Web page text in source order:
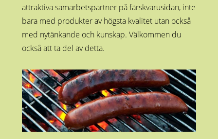
attraktiva samarbetspartner på färskvarusidan, inte
bara med produkter av högsta kvalitet utan också
med nytänkande och kunskap. Välkommen du
också att ta del av detta.